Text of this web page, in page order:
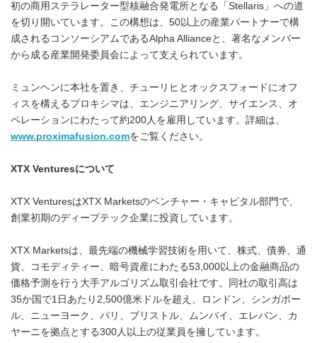
初の商用ステラレーター型核融合発電所となる「Stellaris」への道
を切り開いています。この構想は、50以上の産業パートナーで構
成されるコンソーシアムであるAlpha Allianceと、著名なメンバー
から成る産業開発委員会によって支えられています。
ミュンヘンに本社を置き、チューリヒとオックスフォードにオフ
ィスを構えるプロキシマは、エンジニアリング、サイエンス、オ
ペレーションにわたって約200人を雇用しています。詳細は、
www.proximafusion.comをご覧ください。
XTX Venturesについて
XTX VenturesはXTX Marketsのベンチャー・キャピタル部門で、
創業初期のディープテック企業に投資しています。
XTX Marketsは、最先端の機械学習技術を用いて、株式、債券、通
貨、コモディティー、暗号資産にわたる53,000以上の金融商品の
価格予測を行う大手アルゴリズム取引会社です。同社の取引高は
35か国で1日あたり2,500億米ドルを超え、ロンドン、シンガポー
ル、ニューヨーク、パリ、ブリストル、ムンバイ、エレバン、カ
ヤーニを拠点とする300人以上の従業員を擁しています。